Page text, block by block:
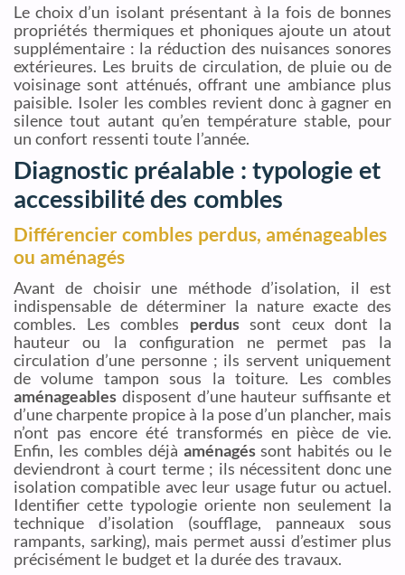
Le choix d’un isolant présentant à la fois de bonnes
propriétés thermiques et phoniques ajoute un atout
supplémentaire : la réduction des nuisances sonores
extérieures. Les bruits de circulation, de pluie ou de
voisinage sont atténués, offrant une ambiance plus
paisible. Isoler les combles revient donc à gagner en
silence tout autant qu’en température stable, pour
un confort ressenti toute l’année.
Diagnostic préalable : typologie et
accessibilité des combles
Différencier combles perdus, aménageables
ou aménagés
Avant de choisir une méthode d’isolation, il est
indispensable de déterminer la nature exacte des
combles. Les combles perdussont ceux dont la
hauteur ou la configuration ne permet pas la
circulation d’une personne ; ils servent uniquement
de volume tampon sous la toiture. Les combles
aménageables disposent d’une hauteur suffisante et
d’une charpente propice à la pose d’un plancher, mais
n’ont pas encore été transformés en pièce de vie.
Enfin, les combles déjà aménagéssont habités ou le
deviendront à court terme ; ils nécessitent donc une
isolation compatible avec leur usage futur ou actuel.
Identifier cette typologie oriente non seulement la
technique d’isolation (soufflage, panneaux sous
rampants, sarking), mais permet aussi d’estimer plus
précisément le budget et la durée des travaux.